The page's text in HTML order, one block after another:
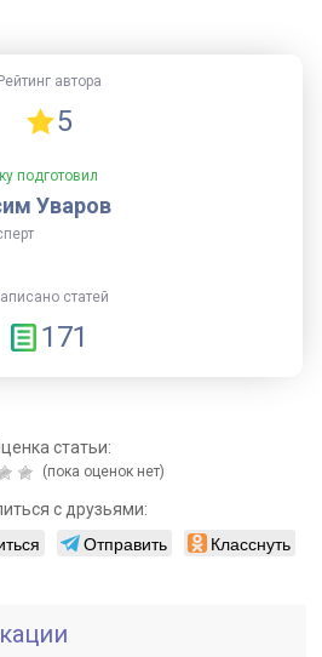
Рейтинг автора
5
подготовил
Уваров
статей
171
статьи:
(пока оценок нет)
с друзьями:
Отправить Класснуть